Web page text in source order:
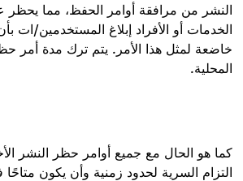
النشر من مرافقة أوامر الحفظ، مما
الخدمات أو الأفراد إبلاغ المستخدمين/ات
خاضعة لمثل هذا الأمر. يتم ترك مدة أمر
المحلية.
كما هو الحال مع جميع أوامر حظر النشر
التزام السرية لحدود زمنية وأن يكون